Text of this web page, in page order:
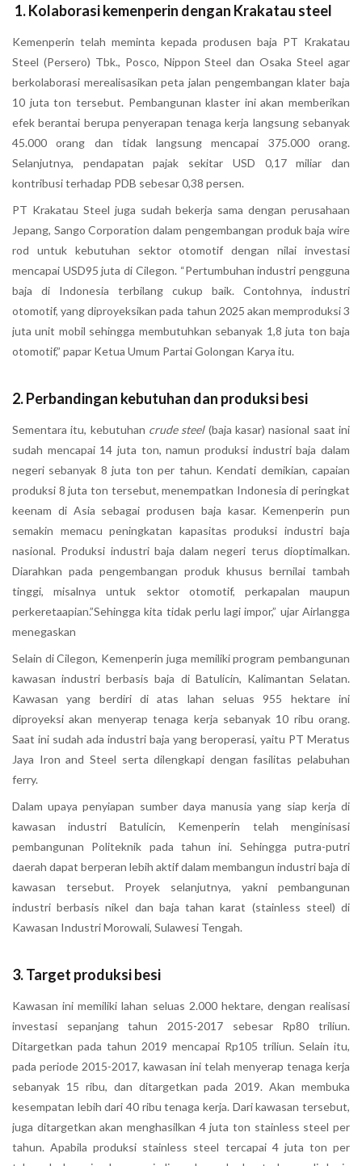
1. Kolaborasi kemenperin dengan Krakatau steel
Kemenperin telah meminta kepada produsen baja PT Krakatau
Steel (Persero) Tbk., Posco, Nippon Steel dan Osaka Steel agar
berkolaborasi merealisasikan peta jalan pengembangan klater baja
10 juta ton tersebut. Pembangunan klaster ini akan memberikan
efek berantai berupa penyerapan tenaga kerja langsung sebanyak
45.000 orang dan tidak langsung mencapai 375.000 orang.
Selanjutnya, pendapatan pajak sekitar USD 0,17 miliar dan
kontribusi terhadap PDB sebesar 0,38 persen.
PT Krakatau Steel juga sudah bekerja sama dengan perusahaan
Jepang, Sango Corporation dalam pengembangan produk baja wire
rod untuk kebutuhan sektor otomotif dengan nilai investasi
mencapai USD95 juta di Cilegon. “Pertumbuhan industri pengguna
baja di Indonesia terbilang cukup baik. Contohnya, industri
otomotif, yang diproyeksikan pada tahun 2025 akan memproduksi 3
juta unit mobil sehingga membutuhkan sebanyak 1,8 juta ton baja
otomotif,” papar Ketua Umum Partai Golongan Karya itu.
2. Perbandingan kebutuhan dan produksi besi
Sementara itu, kebutuhan crude steel(baja kasar) nasional saat ini
sudah mencapai 14 juta ton, namun produksi industri baja dalam
negeri sebanyak 8 juta ton per tahun. Kendati demikian, capaian
produksi 8 juta ton tersebut, menempatkan Indonesia di peringkat
keenam di Asia sebagai produsen baja kasar. Kemenperin pun
semakin memacu peningkatan kapasitas produksi industri baja
nasional. Produksi industri baja dalam negeri terus dioptimalkan.
Diarahkan pada pengembangan produk khusus bernilai tambah
tinggi, misalnya untuk sektor otomotif, perkapalan maupun
perkeretaapian.”Sehingga kita tidak perlu lagi impor,” ujar Airlangga
menegaskan
Selain di Cilegon, Kemenperin juga memiliki program pembangunan
kawasan industri berbasis baja di Batulicin, Kalimantan Selatan.
Kawasan yang berdiri di atas lahan seluas 955 hektare ini
diproyeksi akan menyerap tenaga kerja sebanyak 10 ribu orang.
Saat ini sudah ada industri baja yang beroperasi, yaitu PT Meratus
Jaya Iron and Steel serta dilengkapi dengan fasilitas pelabuhan
ferry.
Dalam upaya penyiapan sumber daya manusia yang siap kerja di
kawasan industri Batulicin, Kemenperin telah menginisasi
pembangunan Politeknik pada tahun ini. Sehingga putra-putri
daerah dapat berperan lebih aktif dalam membangun industri baja di
kawasan tersebut. Proyek selanjutnya, yakni pembangunan
industri berbasis nikel dan baja tahan karat (stainless steel) di
Kawasan Industri Morowali, Sulawesi Tengah.
3. Target produksi besi
Kawasan ini memiliki lahan seluas 2.000 hektare, dengan realisasi
investasi sepanjang tahun 2015-2017 sebesar Rp80 triliun.
Ditargetkan pada tahun 2019 mencapai Rp105 triliun. Selain itu,
pada periode 2015-2017, kawasan ini telah menyerap tenaga kerja
sebanyak 15 ribu, dan ditargetkan pada 2019. Akan membuka
kesempatan lebih dari 40 ribu tenaga kerja. Dari kawasan tersebut,
juga ditargetkan akan menghasilkan 4 juta ton stainless steel per
tahun. Apabila produksi stainless steel tercapai 4 juta ton per